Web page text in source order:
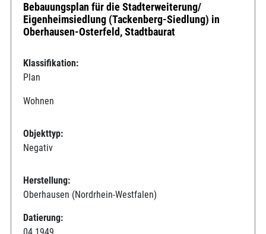
Bebauungsplan für die Stadterweiterung/
Eigenheimsiedlung (Tackenberg-Siedlung) in
Oberhausen-Osterfeld, Stadtbaurat
Klassifikation:
Plan
Wohnen
Objekttyp:
Negativ
Herstellung:
Oberhausen (Nordrhein-Westfalen)
Datierung: